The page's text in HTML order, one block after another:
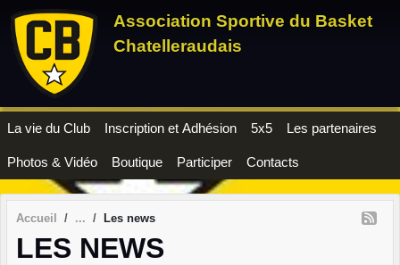
Association Sportive du Basket
Chatelleraudais
La vie du Club Inscription et Adhésion 5x5 Les partenaires
Photos & Vidéo Boutique Participer Contacts
Accueil Les news
LES NEWS
Panneau de gestion des cookies